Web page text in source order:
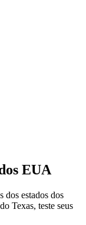
EUA
dos estados dos
Texas, teste seus